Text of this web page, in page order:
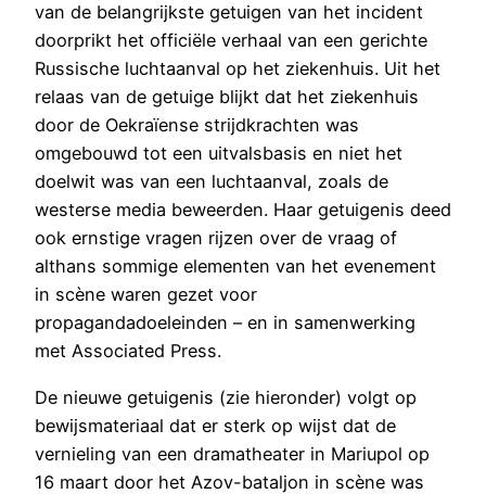
van de belangrijkste getuigen van het incident
doorprikt het officiële verhaal van een gerichte
Russische luchtaanval op het ziekenhuis. Uit het
relaas van de getuige blijkt dat het ziekenhuis
door de Oekraïense strijdkrachten was
omgebouwd tot een uitvalsbasis en niet het
doelwit was van een luchtaanval, zoals de
westerse media beweerden. Haar getuigenis deed
ook ernstige vragen rijzen over de vraag of
althans sommige elementen van het evenement
in scène waren gezet voor
propagandadoeleinden – en in samenwerking
met Associated Press.
De nieuwe getuigenis (zie hieronder) volgt op
bewijsmateriaal dat er sterk op wijst dat de
vernieling van een dramatheater in Mariupol op
16 maart door het Azov-bataljon in scène was